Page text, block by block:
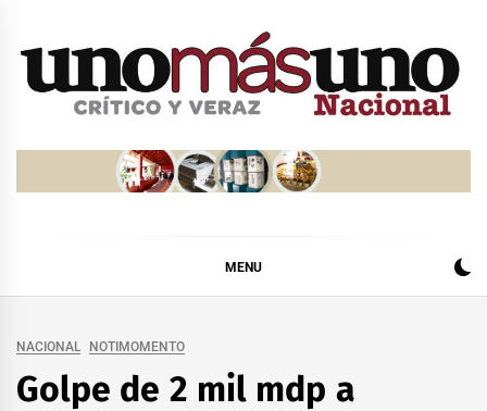
MENU
NACIONAL NOTIMOMENTO
Golpe de 2 mil mdp a